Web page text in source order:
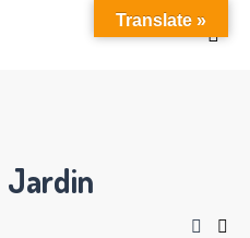
Jardin
Translate »